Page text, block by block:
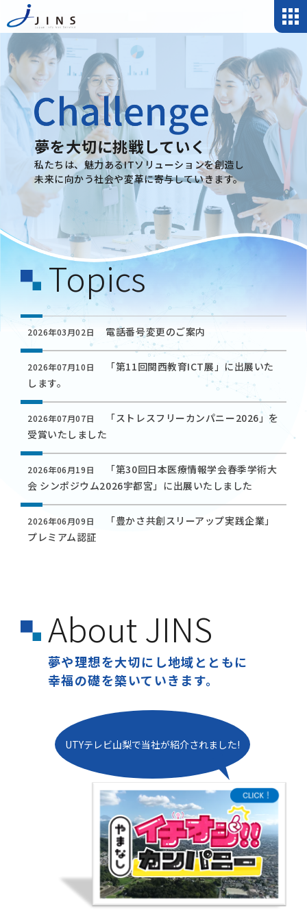
夢を大切に挑戦していく
私たちは、魅力あるITソリューションを創造し
未来に向かう社会や変革に寄与していきます。
Topics
2026年03月02日 電話番号変更のご案内
2026年07月10日
「第11回関西教育ICT展」に出展いた
します。
2026年07月07日
「ストレスフリーカンパニー2026」を
受賞いたしました
2026年06月19日
「第30回日本医療情報学会春季学術大
会 シンポジウム2026宇都宮」に出展いたしました
2026年06月09日
「豊かさ共創スリーアップ実践企業」
プレミアム認証
About JINS
夢や理想を大切にし地域とともに
幸福の礎を築いていきます。
UTYテレビ山梨で当社が紹介されました!